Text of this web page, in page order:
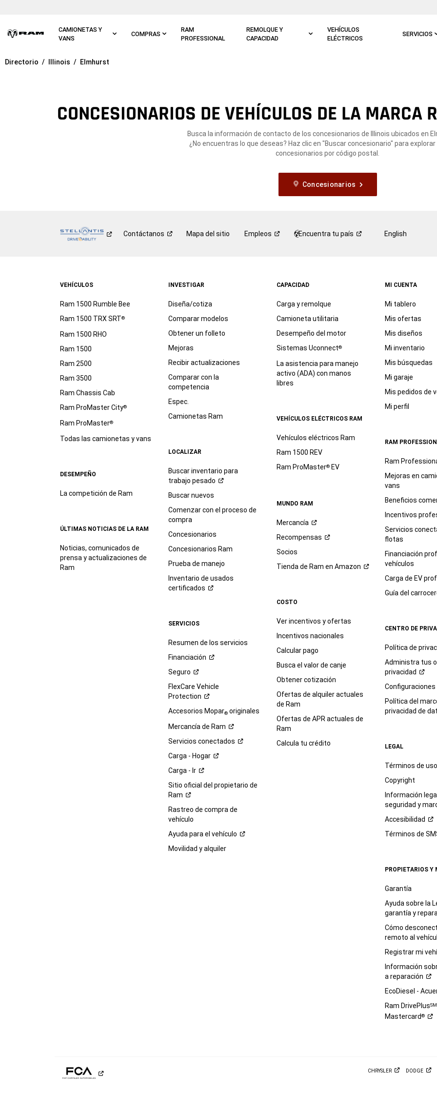
CAMIONETAS Y
VANS
COMPRAS
RAM
PROFESSIONAL
REMOLQUE Y
CAPACIDAD
VEHÍCULOS
ELÉCTRICOS
SERVICIOS
Ir a
Directorio Illinois Elmhurst
CONCESIONARIOS DE VEHÍCULOS DE LA MARCA
Busca la información de contacto de los concesionarios de Illinois ubicados en
¿No encuentras lo que deseas? Haz clic en "Buscar concesionario" para
concesionarios por código postal.
Concesionarios
Contáctanos Mapa del sitio Empleos Encuentra tu país English
VEHÍCULOS
Ram 1500 Rumble Bee
Ram 1500 TRX SRT®
Ram 1500 RHO
Ram 1500
Ram 2500
Ram 3500
Ram Chassis Cab
Ram ProMaster City®
Ram ProMaster®
Todas las camionetas y vans
DESEMPEÑO
La competición de Ram
ÚLTIMAS NOTICIAS DE LA RAM
Noticias, comunicados de
prensa y actualizaciones de
Ram
INVESTIGAR
Diseña/cotiza
Comparar modelos
Obtener un folleto
Mejoras
Recibir actualizaciones
Comparar con la
competencia
Espec.
Camionetas Ram
LOCALIZAR
Buscar inventario para
trabajo pesado
Buscar nuevos
Comenzar con el proceso de
compra
Concesionarios
Concesionarios Ram
Prueba de manejo
Inventario de usados
certificados
SERVICIOS
Resumen de los servicios
Financiación
Seguro
FlexCare Vehicle
Protection
Accesorios Mopar®originales
Mercancía de Ram
Servicios conectados
Carga - Hogar
Carga - Ir
Sitio oficial del propietario de
Ram
Rastreo de compra de
vehículo
Ayuda para el vehículo
Movilidad y alquiler
CAPACIDAD
Carga y remolque
Camioneta utilitaria
Desempeño del motor
Sistemas Uconnect®
La asistencia para manejo
activo (ADA) con manos
libres
VEHÍCULOS ELÉCTRICOS RAM
Vehículos eléctricos Ram
Ram 1500 REV
Ram ProMaster®EV
MUNDO RAM
Mercancía
Recompensas
Socios
Tienda de Ram en Amazon
COSTO
Ver incentivos y ofertas
Incentivos nacionales
Calcular pago
Busca el valor de canje
Obtener cotización
Ofertas de alquiler actuales
de Ram
Ofertas de APR actuales de
Ram
Calcula tu crédito
MI CUENTA
Mi tablero
Mis ofertas
Mis diseños
Mi inventario
Mis búsquedas
Mi garaje
Mis pedidos de
Mi perfil
RAM
Ram
Mejoras en
vans
Beneficios
Incentivos
Servicios
flotas
Financiación
vehículos
Carga de EV
Guía del
CENTRO DE
Política de
Administra tus
privacidad
Configuraciones
Política del
privacidad de
LEGAL
Términos de uso
Copyright
Información
seguridad y
Accesibilidad
Términos de
PROPIETARIOS Y
Garantía
Ayuda sobre la
garantía y
Cómo
remoto al
Registrar mi
Información
areparación
EcoDiesel -
Ram DrivePlusSM
Mastercard®
CHRYSLER DODGE